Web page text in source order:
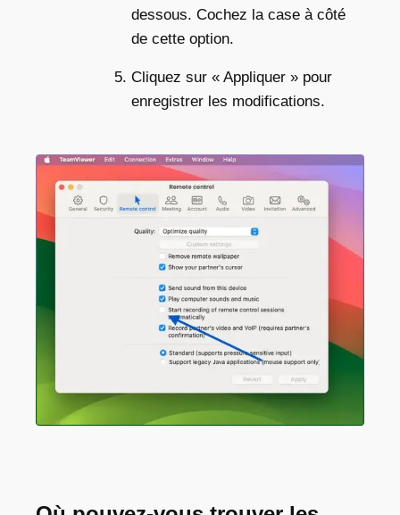
dessous. Cochez la case à côté
de cette option.
Cliquez sur « Appliquer » pour
enregistrer les modifications.